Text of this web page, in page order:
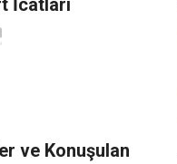
İcatları
ve Konuşulan